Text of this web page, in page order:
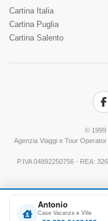
Antonio
Case Vacanza e Ville
Cartina Italia
Cartina Puglia
Cartina Salento
© 1999
Agenzia Viaggi e Tour
P.IVA 04892250756 - REA: